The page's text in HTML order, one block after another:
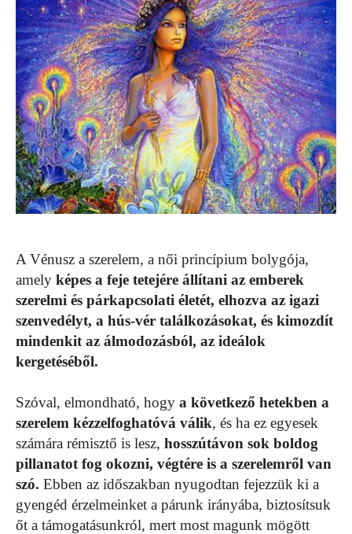
A Vénusz a szerelem, a női princípium bolygója,
amely képes a feje tetejére állítani az emberek
szerelmi és párkapcsolati életét, elhozva az igazi
szenvedélyt, a hús-vér találkozásokat, és kimozdít
mindenkit az álmodozásból, az ideálok
kergetéséből.
Szóval, elmondható, hogy a következő hetekben a
szerelem kézzelfoghatóvá válik, és ha ez egyesek
számára rémisztő is lesz, hosszútávon sok boldog
pillanatot fog okozni, végtére is a szerelemről van
szó. Ebben az időszakban nyugodtan fejezzük ki a
gyengéd érzelmeinket a párunk irányába, biztosítsuk
őt a támogatásunkról, mert most magunk mögött